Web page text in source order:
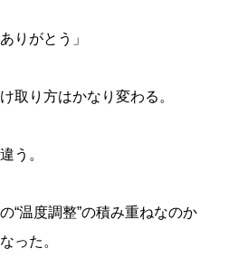
りがとう」
取り方はかなり変わる。
う。
“温度調整”の積み重ねなのか
った。